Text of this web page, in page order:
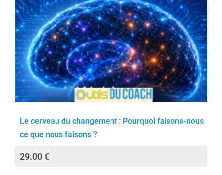
Le cerveau du changement : Pourquoi faisons-nous
ce que nous faisons ?
29.00€